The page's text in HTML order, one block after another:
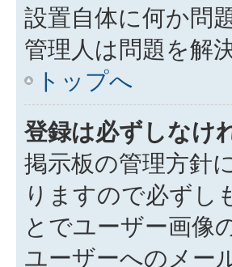
設置自体に何か問
管理人は問題を解
トップへ
登録は必ずしなけ
掲示板の管理方針
りますので必ずし
とでユーザー画像
ユーザーへのメー